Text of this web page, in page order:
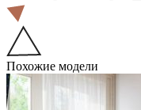
Похожие модели